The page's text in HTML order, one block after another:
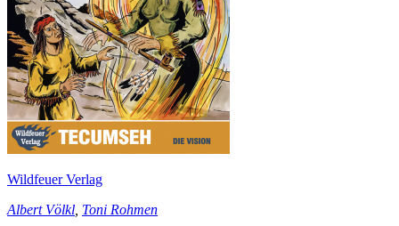
Wildfeuer Verlag
Albert Völkl Toni Rohmen